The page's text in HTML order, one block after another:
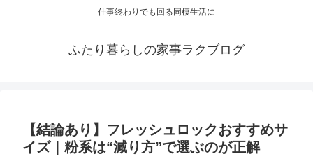
仕事終わりでも回る同棲生活に
ふたり暮らしの家事ラクブログ
【結論あり】フレッシュロックおすすめサ
イズ｜粉系は“減り方”で選ぶのが正解